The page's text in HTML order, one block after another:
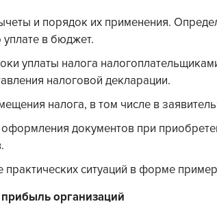
и порядок их применения.
в бюджет.
уплаты налога
налоговой декларации.
налога, в том числе в
документов при
практических ситуаций в форме
организаций